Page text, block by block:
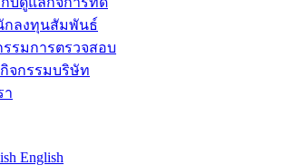
กลงทุนสัมพันธ์
รมการตรวจสอบ
จกรรมบริษัท
า
English